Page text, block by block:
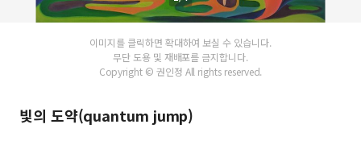
이미지를 클릭하면 확대하여 보실 수 있습니다.
무단 도용 및 재배포를 금지합니다.
Copyright © 권인정 All rights reserved.
빛의 도약(quantum jump)